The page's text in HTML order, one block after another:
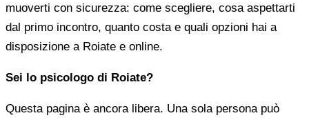
muoverti con sicurezza: come scegliere, cosa aspettarti
dal primo incontro, quanto costa e quali opzioni hai a
disposizione a Roiate e online.
Sei lo psicologo di Roiate?
Questa pagina è ancora libera. Una sola persona può